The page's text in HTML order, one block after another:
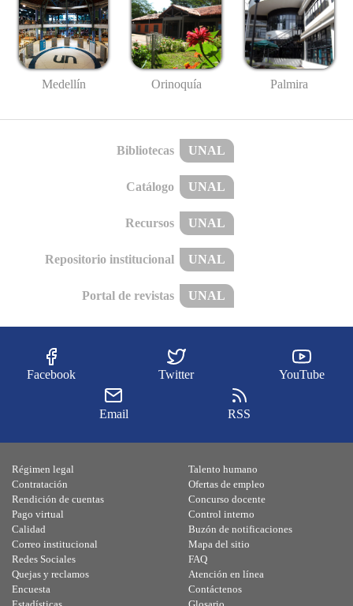
Medellín Orinoquía Palmira
Bibliotecas UNAL
Catálogo UNAL
Recursos UNAL
Repositorio institucional UNAL
Portal de revistas UNAL
Facebook Twitter YouTube
Email RSS
Régimen legal
Contratación
Rendición de cuentas
Pago virtual
Calidad
Talento humano
Ofertas de empleo
Concurso docente
Control interno
Buzón de notificaciones
Correo institucional
Redes Sociales
Quejas y reclamos
Encuesta
Mapa del sitio
FAQ
Atención en línea
Contáctenos